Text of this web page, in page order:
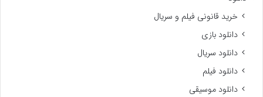
خرید قانونی فیلم و سریال
دانلود بازی
دانلود سریال
دانلود فیلم
دانلود موسیقی